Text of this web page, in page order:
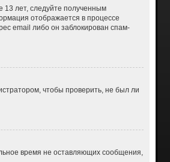
13 лет, следуйте полученным
отображается в процессе
email либо он заблокирован спам-
чтобы проверить, не был ли
время не оставляющих сообщения,